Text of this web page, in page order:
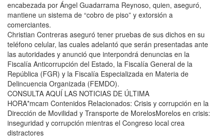
encabezada por Ángel Guadarrama Reynoso, quien, aseguró,
mantiene un sistema de “cobro de piso” y extorsión a
comerciantes.
Christian Contreras aseguró tener pruebas de sus dichos en su
teléfono celular, las cuales adelantó que serán presentadas ante
las autoridades y anunció que interpondrá denuncias en la
Fiscalía Anticorrupción del Estado, la Fiscalía General de la
República (FGR) y la Fiscalía Especializada en Materia de
Delincuencia Organizada (FEMDO).
CONSULTA AQUÍ LAS NOTICIAS DE ÚLTIMA
HORA*mcam Contenidos Relacionados: Crisis y corrupción en la
Dirección de Movilidad y Transporte de MorelosMorelos en crisis:
inseguridad y corrupción mientras el Congreso local crea
distractores